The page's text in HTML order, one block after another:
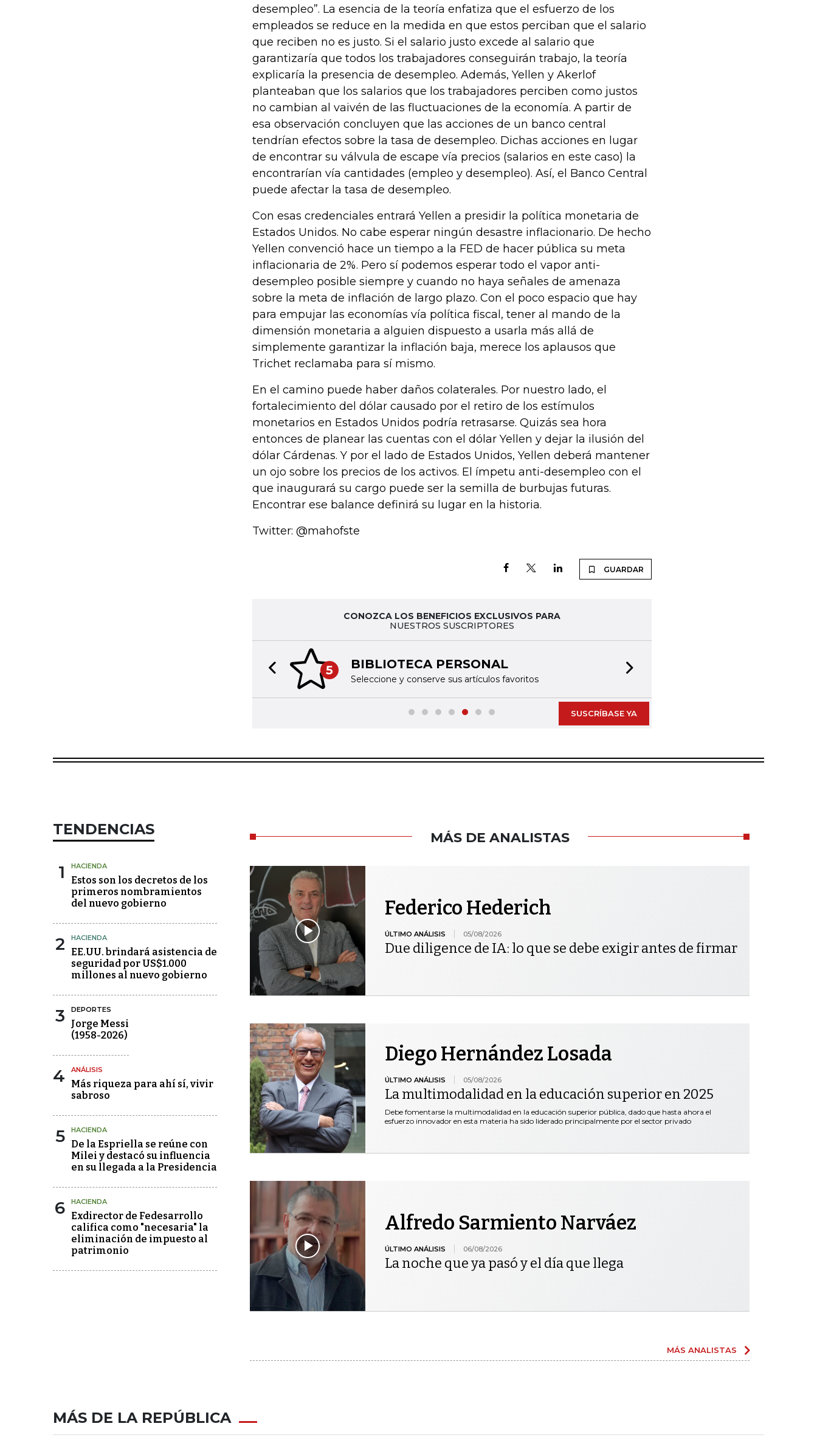
desempleo”. La esencia de la teoría enfatiza que el esfuerzo de los
empleados se reduce en la medida en que estos perciban que el salario
que reciben no es justo. Si el salario justo excede al salario que
garantizaría que todos los trabajadores conseguirán trabajo, la teoría
explicaría la presencia de desempleo. Además, Yellen y Akerlof
planteaban que los salarios que los trabajadores perciben como justos
no cambian al vaivén de las fluctuaciones de la economía. A partir de
esa observación concluyen que las acciones de un banco central
tendrían efectos sobre la tasa de desempleo. Dichas acciones en lugar
de encontrar su válvula de escape vía precios (salarios en este caso) la
encontrarían vía cantidades (empleo y desempleo). Así, el Banco Central
puede afectar la tasa de desempleo.
Con esas credenciales entrará Yellen a presidir la política monetaria de
Estados Unidos. No cabe esperar ningún desastre inflacionario. De hecho
Yellen convenció hace un tiempo a la FED de hacer pública su meta
inflacionaria de 2%. Pero sí podemos esperar todo el vapor anti-
desempleo posible siempre y cuando no haya señales de amenaza
sobre la meta de inflación de largo plazo. Con el poco espacio que hay
para empujar las economías vía política fiscal, tener al mando de la
dimensión monetaria a alguien dispuesto a usarla más allá de
simplemente garantizar la inflación baja, merece los aplausos que
Trichet reclamaba para sí mismo.
En el camino puede haber daños colaterales. Por nuestro lado, el
fortalecimiento del dólar causado por el retiro de los estímulos
monetarios en Estados Unidos podría retrasarse. Quizás sea hora
entonces de planear las cuentas con el dólar Yellen y dejar la ilusión del
dólar Cárdenas. Y por el lado de Estados Unidos, Yellen deberá mantener
un ojo sobre los precios de los activos. El ímpetu anti-desempleo con el
que inaugurará su cargo puede ser la semilla de burbujas futuras.
Encontrar ese balance definirá su lugar en la historia.
Twitter: @mahofste
GUARDAR
CONOZCA LOS BENEFICIOS EXCLUSIVOS PARA
NUESTROS SUSCRIPTORES
5 BIBLIOTECA PERSONAL
Seleccione y conserve sus artículos favoritos
Previous slide
SUSCRÍBASE YA
TENDENCIAS
1 HACIENDA
Estos son los decretos de los
primeros nombramientos
del nuevo gobierno
2 HACIENDA
EE.UU. brindará asistencia de
seguridad por US$1.000
millones al nuevo gobierno
3 DEPORTES
Jorge Messi
(1958-2026)
4 ANÁLISIS
Más riqueza para ahí sí, vivir
sabroso
5 HACIENDA
De la Espriella se reúne con
Milei y destacó su influencia
en su llegada a la Presidencia
6 HACIENDA
Exdirector de Fedesarrollo
califica como "necesaria" la
eliminación de impuesto al
patrimonio
MÁS DE ANALISTAS
Federico Hederich
ÚLTIMO ANÁLISIS 05/08/2026
Due diligence de IA: lo que se debe exigir antes de firmar
Diego Hernández Losada
ÚLTIMO ANÁLISIS 05/08/2026
La multimodalidad en la educación superior en 2025
Debe fomentarse la multimodalidad en la educación superior pública, dado que hasta ahora el
esfuerzo innovador en esta materia ha sido liderado principalmente por el sector privado
Alfredo Sarmiento Narváez
ÚLTIMO ANÁLISIS 06/08/2026
La noche que ya pasó y el día que llega
MÁS ANALISTAS
MÁS DE LA REPÚBLICA